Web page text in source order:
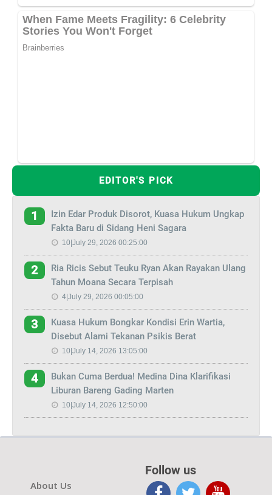
EDITOR'S PICK
1
Izin Edar Produk Disorot, Kuasa Hukum Ungkap
Fakta Baru di Sidang Heni Sagara
10|July 29, 2026 00:25:00
2
Ria Ricis Sebut Teuku Ryan Akan Rayakan Ulang
Tahun Moana Secara Terpisah
4|July 29, 2026 00:05:00
3
Kuasa Hukum Bongkar Kondisi Erin Wartia,
Disebut Alami Tekanan Psikis Berat
10|July 14, 2026 13:05:00
4
Bukan Cuma Berdua! Medina Dina Klarifikasi
Liburan Bareng Gading Marten
10|July 14, 2026 12:50:00
About Us
Follow us